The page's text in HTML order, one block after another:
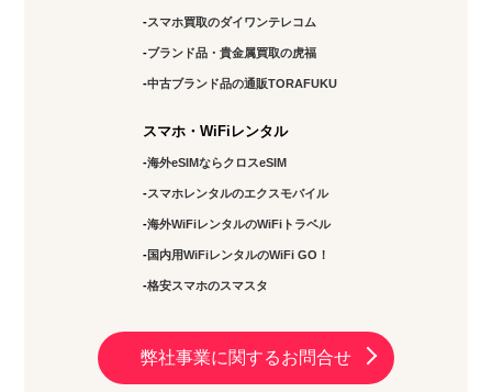
スマホ買取のダイワンテレコム
ブランド品・貴金属買取の虎福
中古ブランド品の通販TORAFUKU
スマホ・WiFiレンタル
海外eSIMならクロスeSIM
スマホレンタルのエクスモバイル
海外WiFiレンタルのWiFiトラベル
国内用WiFiレンタルのWiFi GO！
格安スマホのスマスタ
弊社事業に関するお問合せ